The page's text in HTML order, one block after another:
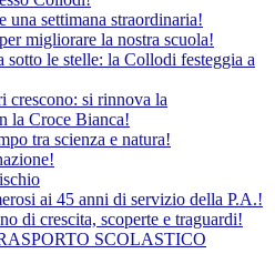
una settimana straordinaria!
migliorare la nostra scuola!
sotto le stelle: la Collodi festeggia a
crescono: si rinnova la
la Croce Bianca!
tra scienza e natura!
ai 45 anni di servizio della P.A.!
di crescita, scoperte e traguardi!
SCOLASTICO